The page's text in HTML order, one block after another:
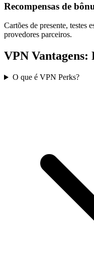
Recompensas de
Cartões de presente, testes
provedores parceiros.
VPN Vantagens:
O que é VPN Perks?